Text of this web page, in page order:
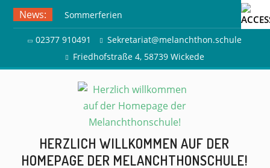
Skip
content
News:
Sommerferien
Ausflug zur Freilichtbühne
Herdringen
02377 910491
Sekretariat@melanchthon.schule
Friedhofstraße 4, 58739 Wickede
HERZLICH WILLKOMMEN AUF DER
HOMEPAGE DER MELANCHTHONSCHULE!